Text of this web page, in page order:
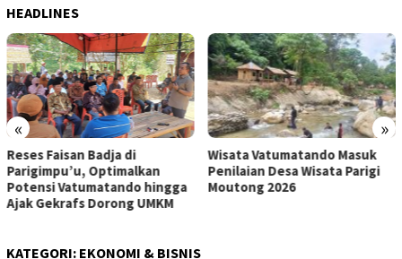
HEADLINES
« »
Wisata Vatumatando Masuk
Penilaian Desa Wisata Parigi
Moutong 2026
Reses di Sidoan, Fadli
Kucurkan Dana Pribadi dan
Janji Kawal Pokir Warga
KATEGORI: EKONOMI & BISNIS